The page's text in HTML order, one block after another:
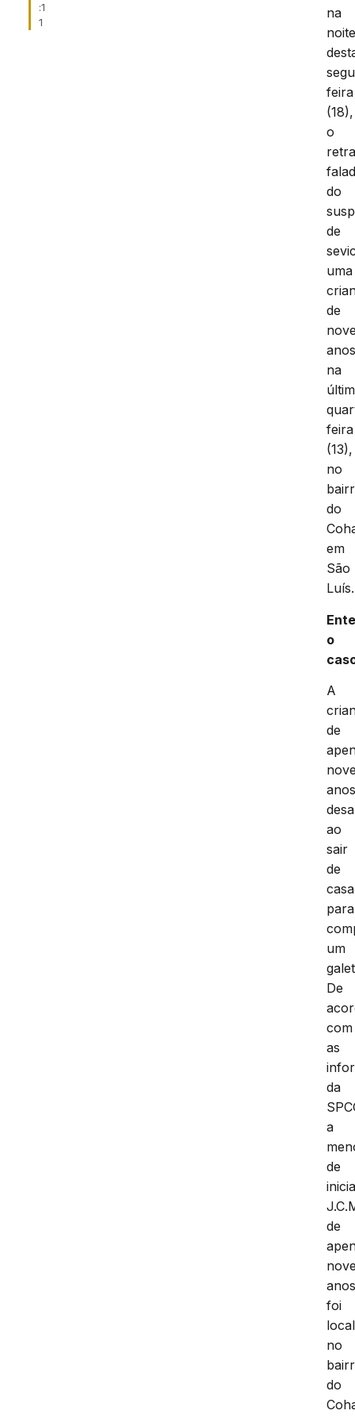
:1
1
na
feira
(18),
o
do
de
uma
de
na
feira
(13),
no
do
em
São
Luís.
o
A
de
ao
sair
de
casa
para
um
De
com
as
da
a
de
de
foi
no
do